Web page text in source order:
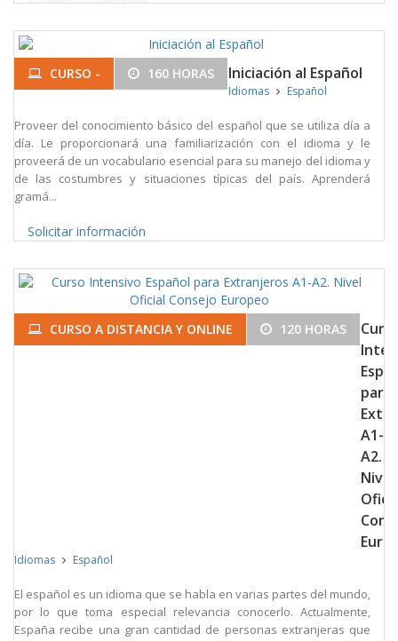
CURSO - 160 HORAS Iniciación al Español
Idiomas Español
Proveer del conocimiento básico del español que se utiliza día a
día. Le proporcionará una familiarización con el idioma y le
proveerá de un vocabulario esencial para su manejo del idioma y
de las costumbres y situaciones típicas del país. Aprenderá
gramá...
Solicitar información
CURSO A DISTANCIA Y ONLINE 120 HORAS
para
A1-
A2.
Nivel
Idiomas Español
El español es un idioma que se habla en varias partes del mundo,
por lo que toma especial relevancia conocerlo. Actualmente,
España recibe una gran cantidad de personas extranjeras que